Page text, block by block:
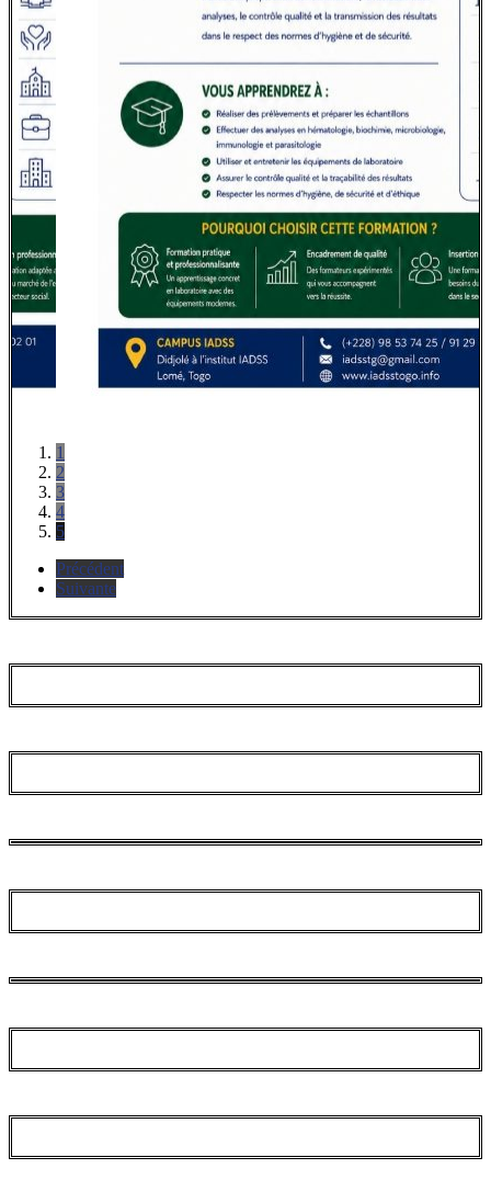
1
2
3
4
5
Précédent
Suivante